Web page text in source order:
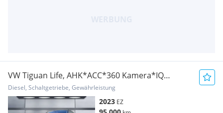
VW Tiguan Life, AHK*ACC*360 Kamera*IQ
Light*Massag...
Diesel, Schaltgetriebe, Gewährleistung
2023 EZ